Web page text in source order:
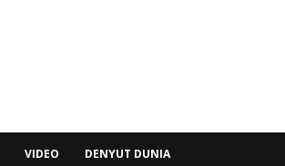
VIDEO DENYUT DUNIA